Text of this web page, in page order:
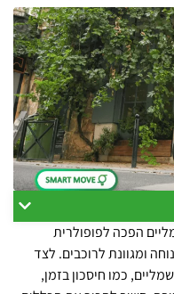
הפכה לפופולרית
ומגוונת לרוכבים. לצד
כמו חיסכון בזמן,